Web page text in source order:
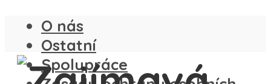
O nás
Ostatní
Spolupráce